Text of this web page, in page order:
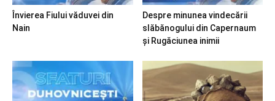
Învierea Fiului văduvei din
Nain
Despre minunea vindecării
slăbănogului din Capernaum
și Rugăciunea inimii